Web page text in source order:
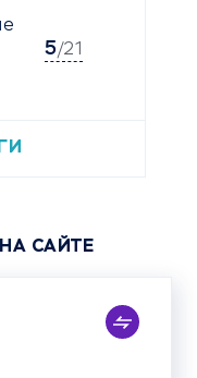
5/21
САЙТЕ